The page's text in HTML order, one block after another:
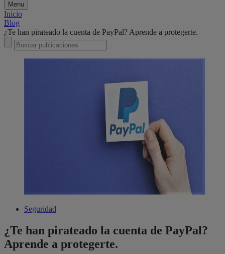
Menu
Inicio
Blog
¿Te han pirateado la cuenta de PayPal? Aprende a protegerte.
Seguridad
¿Te han pirateado la cuenta de PayPal?
Aprende a protegerte.